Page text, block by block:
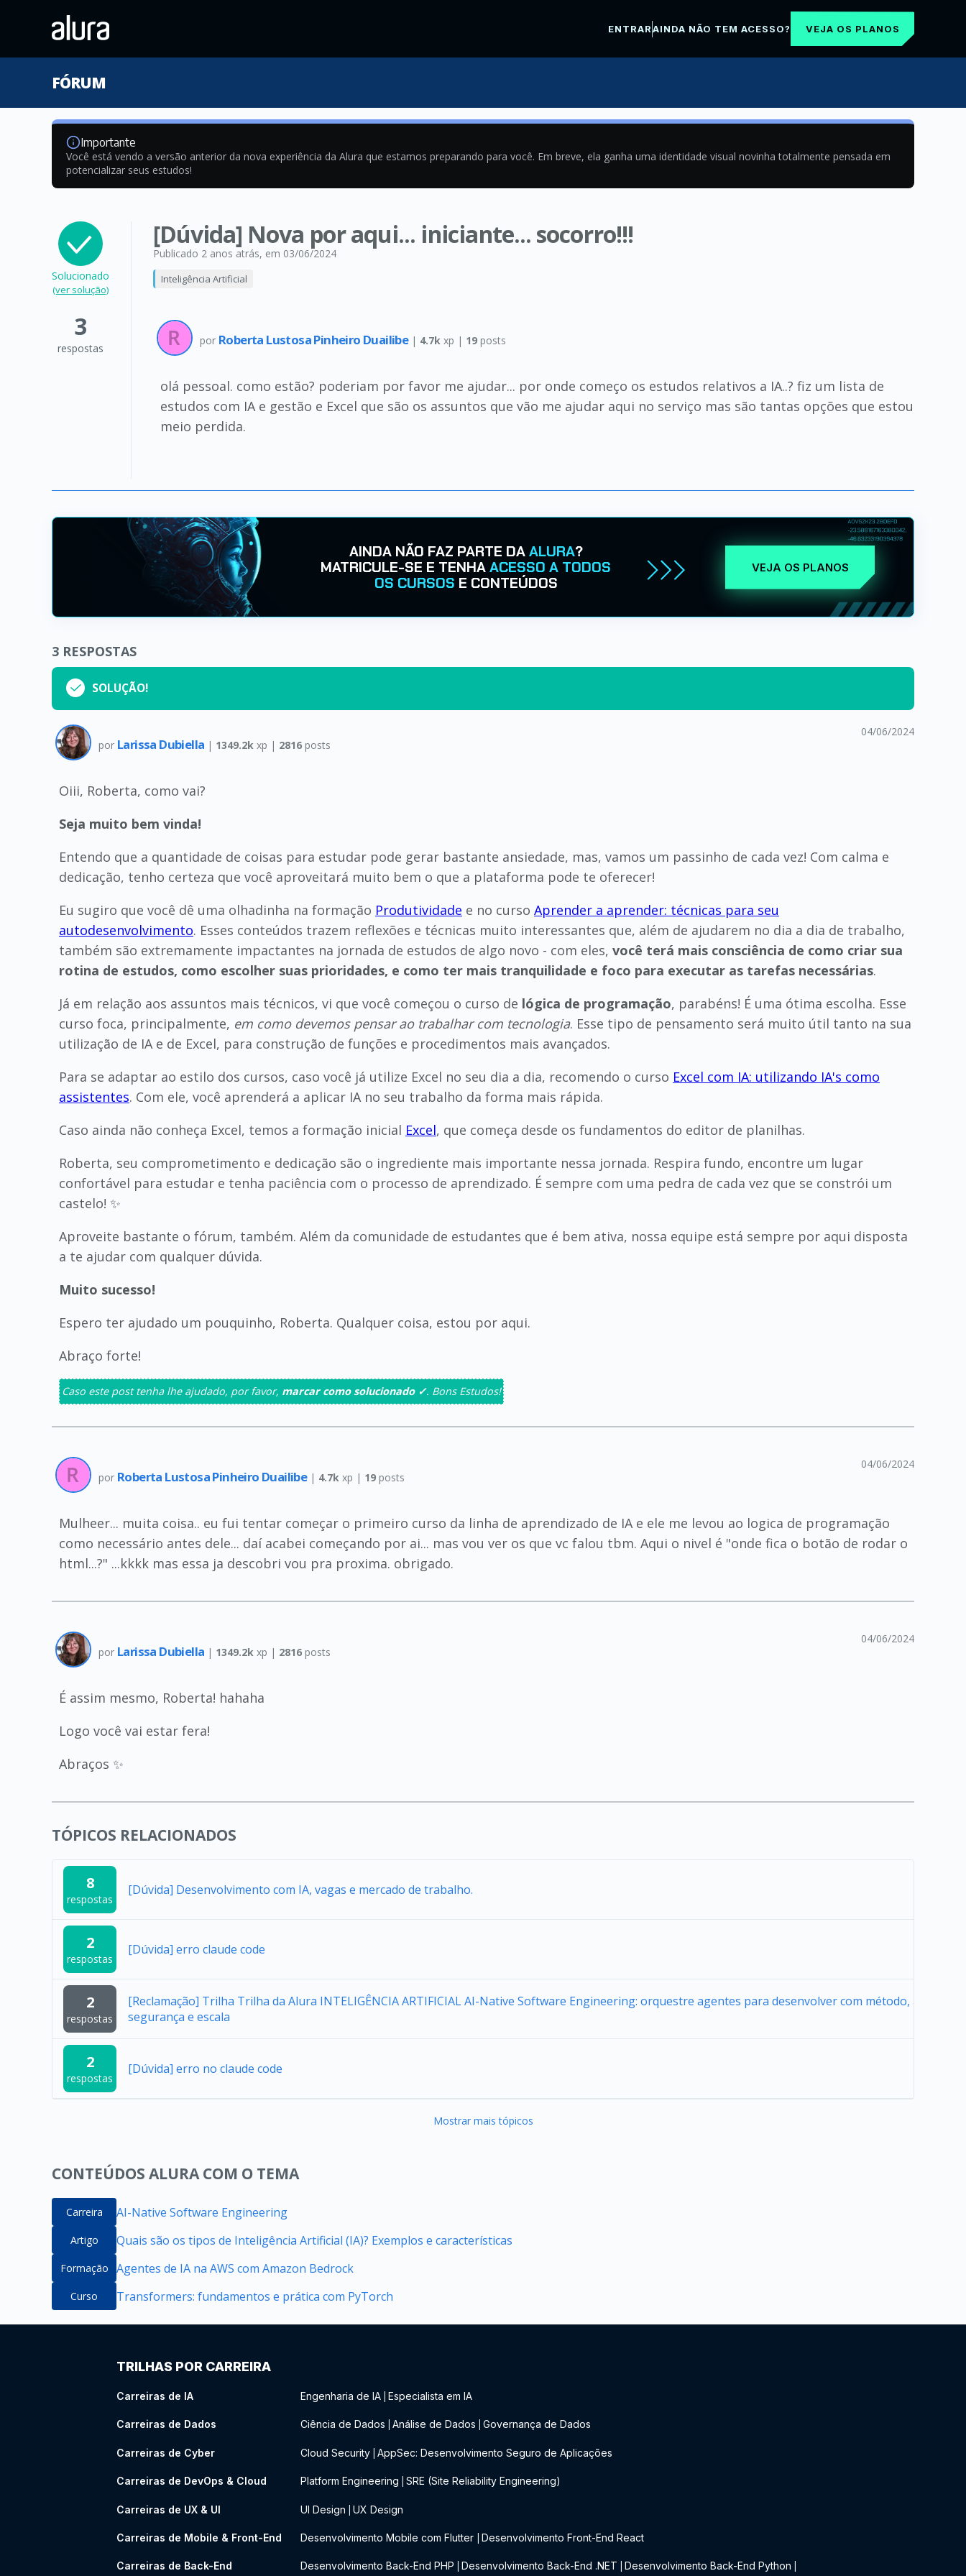
ENTRARAINDA NÃO TEM ACESSO? VEJA OS PLANOS
FÓRUM
Importante
Você está vendo a versão anterior da nova experiência da Alura que estamos preparando para você. Em breve, ela ganha uma identidade visual novinha totalmente pensada em
potencializar seus estudos!
Solucionado
(ver solução)
3
respostas
[Dúvida] Nova por aqui... iniciante... socorro!!!
Publicado 2 anos atrás, em 03/06/2024
Inteligência Artificial
por Roberta Lustosa Pinheiro Duailibe | 4.7k xp | 19posts
olá pessoal. como estão? poderiam por favor me ajudar... por onde começo os estudos relativos a IA..? fiz um lista de
estudos com IA e gestão e Excel que são os assuntos que vão me ajudar aqui no serviço mas são tantas opções que estou
meio perdida.
AINDA NÃO FAZ PARTE DAALURA?
MATRICULE-SE E TENHAACESSO A TODOS
OS CURSOS E CONTEÚDOS
VEJA OS PLANOS
3 RESPOSTAS
SOLUÇÃO!
por Larissa Dubiella | 1349.2k xp | 2816posts
04/06/2024
Oiii, Roberta, como vai?
Seja muito bem vinda!
Entendo que a quantidade de coisas para estudar pode gerar bastante ansiedade, mas, vamos um passinho de cada vez! Com calma e
dedicação, tenho certeza que você aproveitará muito bem o que a plataforma pode te oferecer!
Eu sugiro que você dê uma olhadinha na formação Produtividade e no curso Aprender a aprender: técnicas para seu
autodesenvolvimento. Esses conteúdos trazem reflexões e técnicas muito interessantes que, além de ajudarem no dia a dia de trabalho,
também são extremamente impactantes na jornada de estudos de algo novo - com eles, você terá mais consciência de como criar sua
rotina de estudos, como escolher suas prioridades, e como ter mais tranquilidade e foco para executar as tarefas necessárias.
Já em relação aos assuntos mais técnicos, vi que você começou o curso de lógica de programação, parabéns! É uma ótima escolha. Esse
curso foca, principalmente, em como devemos pensar ao trabalhar com tecnologia. Esse tipo de pensamento será muito útil tanto na sua
utilização de IA e de Excel, para construção de funções e procedimentos mais avançados.
Para se adaptar ao estilo dos cursos, caso você já utilize Excel no seu dia a dia, recomendo o curso Excel com IA: utilizando IA's como
assistentes. Com ele, você aprenderá a aplicar IA no seu trabalho da forma mais rápida.
Caso ainda não conheça Excel, temos a formação inicial Excel, que começa desde os fundamentos do editor de planilhas.
Roberta, seu comprometimento e dedicação são o ingrediente mais importante nessa jornada. Respira fundo, encontre um lugar
confortável para estudar e tenha paciência com o processo de aprendizado. É sempre com uma pedra de cada vez que se constrói um
castelo! ✨
Aproveite bastante o fórum, também. Além da comunidade de estudantes que é bem ativa, nossa equipe está sempre por aqui disposta
a te ajudar com qualquer dúvida.
Muito sucesso!
Espero ter ajudado um pouquinho, Roberta. Qualquer coisa, estou por aqui.
Abraço forte!
Caso este post tenha lhe ajudado, por favor, marcar como solucionado ✓. Bons Estudos!
por Roberta Lustosa Pinheiro Duailibe | 4.7k xp | 19posts
04/06/2024
Mulheer... muita coisa.. eu fui tentar começar o primeiro curso da linha de aprendizado de IA e ele me levou ao logica de programação
como necessário antes dele... daí acabei começando por ai... mas vou ver os que vc falou tbm. Aqui o nivel é "onde fica o botão de rodar o
html...?" ...kkkk mas essa ja descobri vou pra proxima. obrigado.
por Larissa Dubiella | 1349.2k xp | 2816posts
04/06/2024
É assim mesmo, Roberta! hahaha
Logo você vai estar fera!
Abraços ✨
TÓPICOS RELACIONADOS
8
respostas
[Dúvida] Desenvolvimento com IA, vagas e mercado de trabalho.
2
respostas
[Dúvida] erro claude code
2
respostas
[Reclamação] Trilha Trilha da Alura INTELIGÊNCIA ARTIFICIAL AI-Native Software Engineering: orquestre agentes para desenvolver com método,
segurança e escala
2
respostas
[Dúvida] erro no claude code
Mostrar mais tópicos
CONTEÚDOS ALURA COM O TEMA
Carreira AI-Native Software Engineering
Artigo Quais são os tipos de Inteligência Artificial (IA)? Exemplos e características
Formação Agentes de IA na AWS com Amazon Bedrock
Curso Transformers: fundamentos e prática com PyTorch
TRILHAS POR CARREIRA
Carreiras de IA Engenharia de IA Especialista em IA
Carreiras de Dados Ciência de Dados Análise de Dados Governança de Dados
Carreiras de Cyber Cloud Security AppSec: Desenvolvimento Seguro de Aplicações
Carreiras de DevOps & Cloud Platform Engineering SRE (Site Reliability Engineering)
Carreiras de UX & UI UI Design UX Design
Carreiras de Mobile & Front-End Desenvolvimento Mobile com Flutter Desenvolvimento Front-End React
Carreiras de Back-End Desenvolvimento Back-End PHP Desenvolvimento Back-End .NET Desenvolvimento Back-End Python